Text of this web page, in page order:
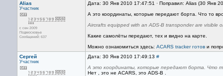
Alias
Участник
с сен 2009
Подмосковье
Сообщений: 637
Дата: 30 Янв 2010 17:47:51 · Поправил: Alias (30 Янв
А это координаты, которые передают борта. Что то
Aircrafts equipped with an ADS-B transponder are visible
Какие самолёты передают, тех и видно на карте.
Можно ознакомиться здесь: ACARS tracker готов и
Сергей
Участник
Дата: 30 Янв 2010 17:49:13 #
А это координаты, которые передают борта. Что
Нет , это не ACARS, это ADS-B .